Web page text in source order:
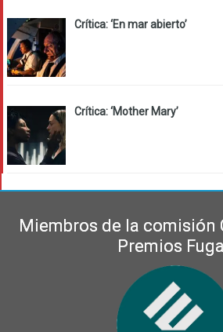
Crítica: ‘En mar abierto’
Crítica: ‘Mother Mary’
Miembros de la comisión
Premios